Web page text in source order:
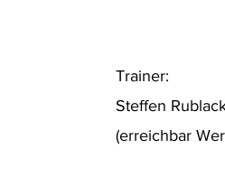
Trainer:
Steffen
(erreichbar